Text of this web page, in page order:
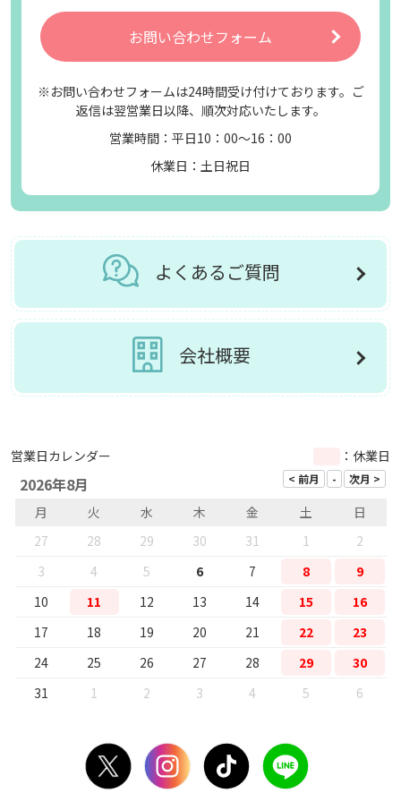
お問い合わせフォーム
※お問い合わせフォームは24時間受け付けております。ご
返信は翌営業日以降、順次対応いたします。
営業時間：平日10：00～16：00
休業日：土日祝日
よくあるご質問
会社概要
営業日カレンダー ：休業日
2026年8月
月 火 水 木 金 土
日
27
28 29 30 31 1
2
3
4 5 6 7 8
9
10
11 12 13 14 15
16
17
18 19 20 21 22
23
24
25 26 27 28 29
30
31
1 2 3 4 5 6